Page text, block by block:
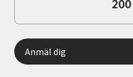
Anmäl dig